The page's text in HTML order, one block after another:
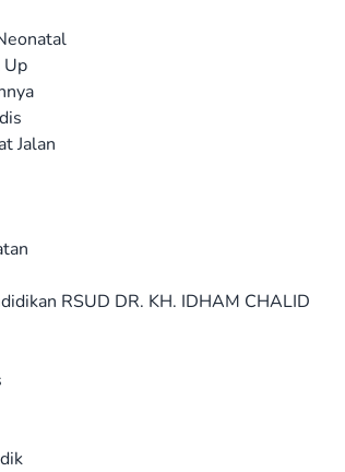
Up
Jalan
RSUD DR. KH. IDHAM CHALID